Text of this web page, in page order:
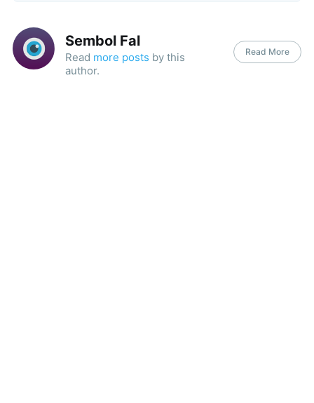
Sembol Fal
Read more posts by this
author.
Read More